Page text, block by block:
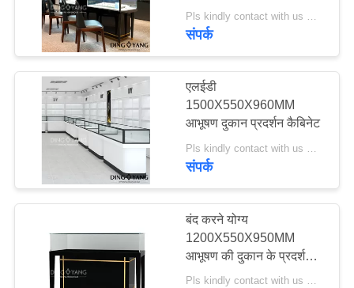
NEWS
साइटमैप
PRIVACY
POLICY
संपर्क
एलईडी
1500X550X960MM
आभूषण दुकान प्रदर्शन कैबिनेट
Pls kindly contact with us MOQ:1 दुकान या 5 सेट/सफ़ेद आभूषण दुकान काउंटर डिज़ाइन
संपर्क
बंद करने योग्य
1200X550X950MM
आभूषण की दुकान के प्रदर्शन
कैबिनेट
Pls kindly contact with us MOQ:1 दुकान या 5 सेट/काले सोने के आभूषण काउंटर